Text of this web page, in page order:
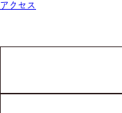
アクセス